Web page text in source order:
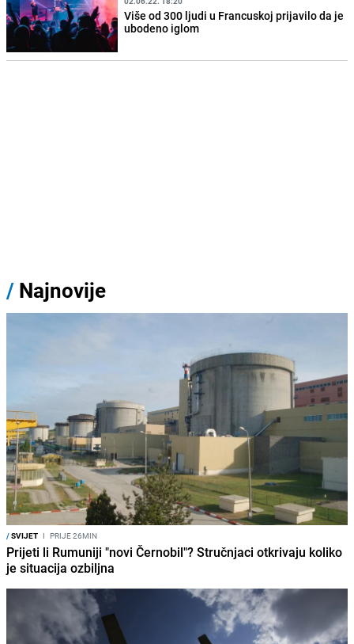
Više od 300 ljudi u Francuskoj prijavilo da je
ubodeno iglom
/ Najnovije
/SVIJET I PRIJE 26MIN
Prijeti li Rumuniji "novi Černobil"? Stručnjaci otkrivaju koliko
je situacija ozbiljna